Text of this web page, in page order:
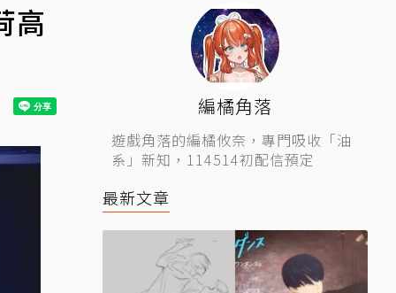
高
編橘角落
遊戲角落的編橘攸奈，專門吸收「油
系」新知，114514初配信預定
最新文章